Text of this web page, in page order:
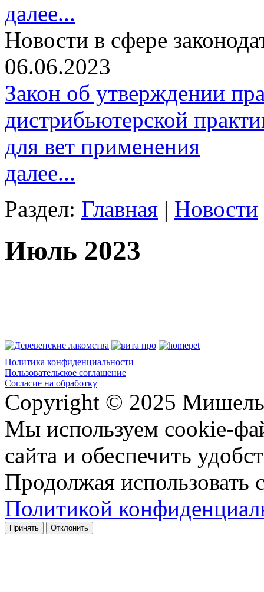
далее...
Новости в сфере
06.06.2023
Закон об утверждении
дистрибьютерской
для вет применения
далее...
Раздел: Главная | Новости
Июль 2023
Политика конфиденциальности
Пользовательское соглашение
Согласие на обработку
Copyright © 2025
Мы используем cookie-
сайта и обеспечить
Продолжая использовать
Политикой
Принять Отклонить